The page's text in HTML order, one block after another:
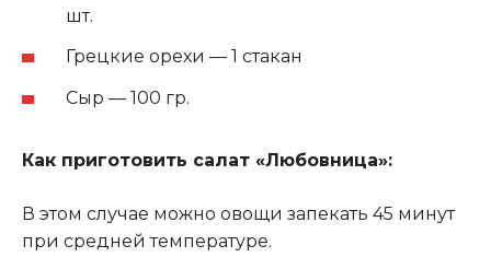
шт.
Грецкие орехи — 1 стакан
Сыр — 100 гр.
Как приготовить салат «Любовница»:
В этом случае можно овощи запекать 45 минут
при средней температуре.